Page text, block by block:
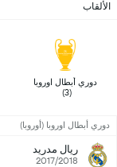
الألقاب
(3)
دوري أبطال اوروبا (أوروبا)
ريال مدريد
2017/2018